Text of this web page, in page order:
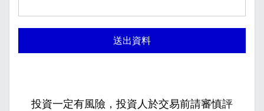
送出資料
投資一定有風險，投資人於交易前請審慎評